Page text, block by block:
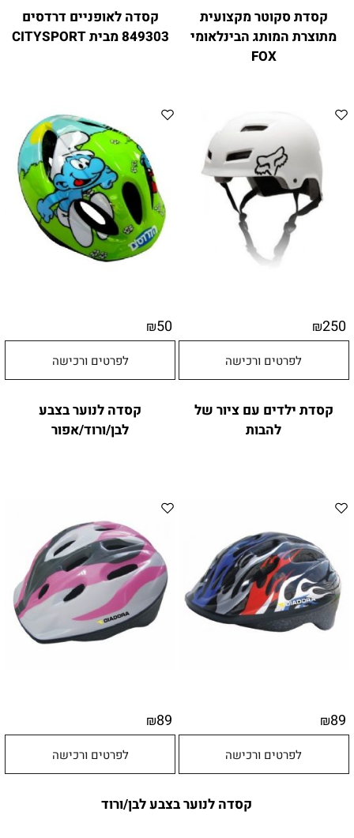
קסדת סקוטר מקצועית
מתוצרת המותג הבינלאומי
FOX
₪250
לפרטים ורכישה
קסדה לאופניים דרדסים
849303 מבית CITYSPORT
₪50
לפרטים ורכישה
קסדת ילדים עם ציור של
להבות
₪89
לפרטים ורכישה
קסדה לנוער בצבע
לבן/ורוד/אפור
₪89
לפרטים ורכישה
קסדה לנוער בצבע לבן/ורוד